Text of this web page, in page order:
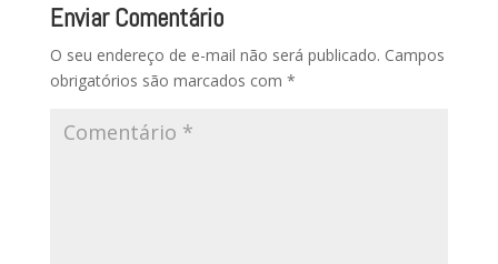
Enviar Comentário
O seu endereço de e-mail não será publicado. Campos
obrigatórios são marcados com *